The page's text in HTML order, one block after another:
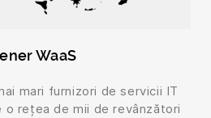
WaaS
mari furnizori de servicii IT
o rețea de mii de revânzători